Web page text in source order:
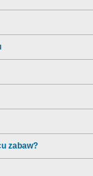
zabaw?